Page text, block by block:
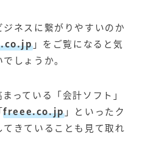
ネスに繋がりやすいのか
」をご覧になると気
しょうか。
っている「会計ソフト」
freee.co.jp」といったク
きていることも見て取れ